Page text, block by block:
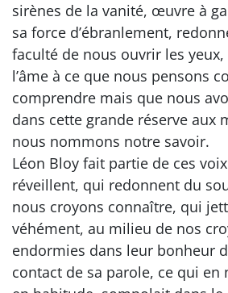
sirènes de la vanité, œuvre à
sa force d’ébranlement,
faculté de nous ouvrir les
l’âme à ce que nous pensons
comprendre mais que nous
dans cette grande réserve aux
nous nommons notre savoir.
Léon Bloy fait partie de ces
réveillent, qui redonnent du
nous croyons connaître, qui
véhément, au milieu de nos
endormies dans leur bonheur
contact de sa parole, ce qui en